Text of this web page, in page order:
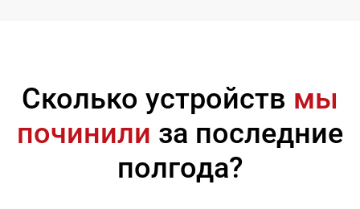
Сколько устройств мы
починили за последние
полгода?